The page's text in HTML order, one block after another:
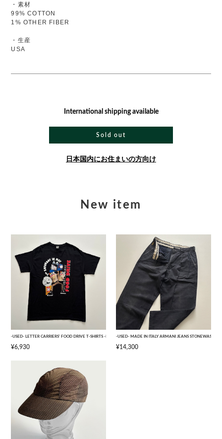
・素材
99% COTTON
1% OTHER FIBER
・生産
USA
International shipping available
Sold out
日本国内にお住まいの方向け
New item
-USED- LETTER CARRIERS' FOOD DRIVE T-SHIRTS -BLACK- [L]
¥6,930
-USED- MADE IN ITALY ARMANI JEANS
¥14,300